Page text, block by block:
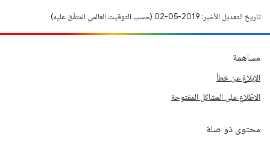
تاريخ التعديل الأخير: 2019-05-02 (حسب التوقيت العالمي المتفَّق عليه)
مساهمة
الإبلاغ عن خطأ
الاطّلاع على المشاكل المفتوحة
محتوى ذو صلة